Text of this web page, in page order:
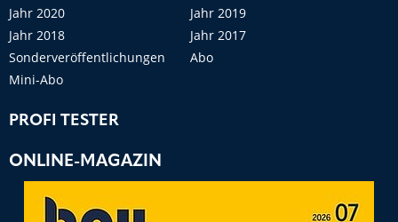
Jahr 2020
Jahr 2019
Jahr 2018
Jahr 2017
Sonderveröffentlichungen
Abo
Mini-Abo
PROFI TESTER
ONLINE-MAGAZIN